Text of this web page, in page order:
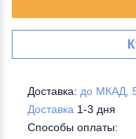
Доставка: до МКАД,
Доставка 1-3 дня
Способы оплаты: